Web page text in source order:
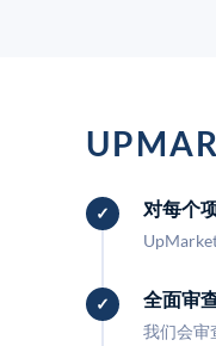
对每个
全面审
我们会审